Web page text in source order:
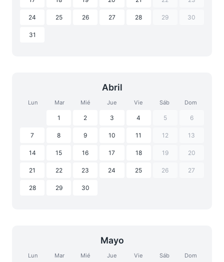
24 25 26 27 28 29 30
31
Abril
Lun Mar Mié Jue Vie Sáb Dom
1 2 3 4 5 6
7 8 9 10 11 12 13
14 15 16 17 18 19 20
21 22 23 24 25 26 27
28 29 30
Mayo
Lun Mar Mié Jue Vie Sáb Dom